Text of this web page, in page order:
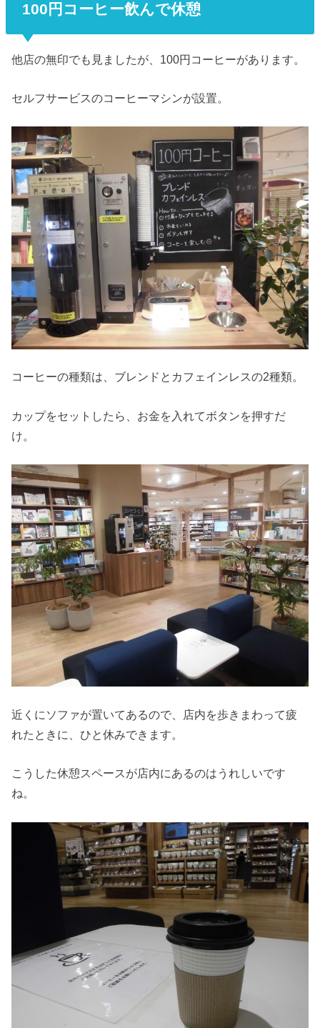
100円コーヒー飲んで休憩
他店の無印でも見ましたが、100円コーヒーがあります。
セルフサービスのコーヒーマシンが設置。
コーヒーの種類は、ブレンドとカフェインレスの2種類。
カップをセットしたら、お金を入れてボタンを押すだ
け。
近くにソファが置いてあるので、店内を歩きまわって疲
れたときに、ひと休みできます。
こうした休憩スペースが店内にあるのはうれしいです
ね。